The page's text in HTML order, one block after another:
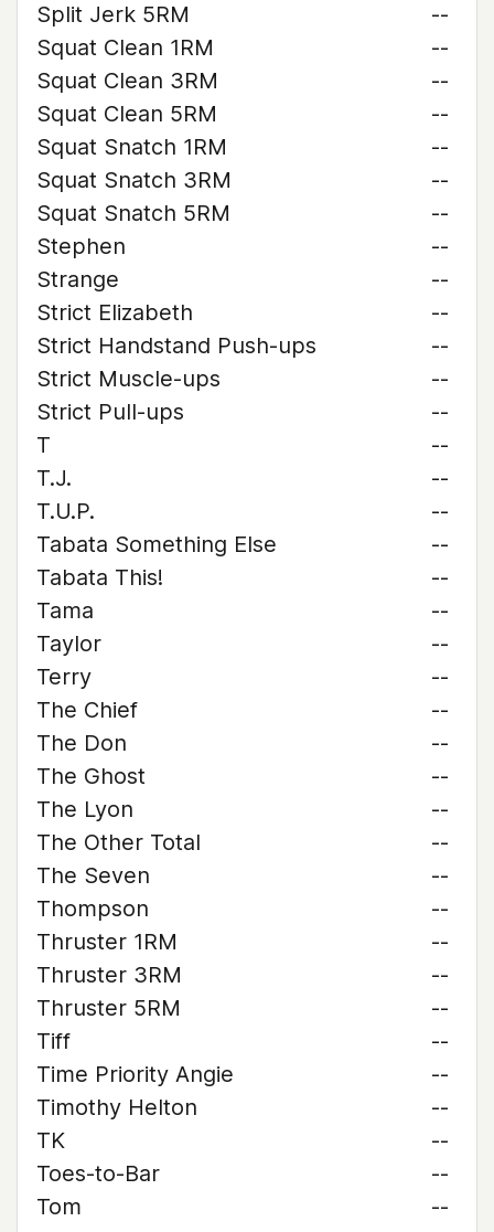
Split Jerk 5RM
--
Squat Clean 1RM
--
Squat Clean 3RM
--
Squat Clean 5RM
--
Squat Snatch 1RM
--
Squat Snatch 3RM
--
Squat Snatch 5RM
--
Stephen
--
Strange
--
Strict Elizabeth
--
Strict Handstand Push-ups
--
Strict Muscle-ups
--
Strict Pull-ups
--
T
--
T.J.
--
T.U.P.
--
Tabata Something Else
--
Tabata This!
--
Tama
--
Taylor
--
Terry
--
The Chief
--
The Don
--
The Ghost
--
The Lyon
--
The Other Total
--
The Seven
--
Thompson
--
Thruster 1RM
--
Thruster 3RM
--
Thruster 5RM
--
Tiff
--
Time Priority Angie
--
Timothy Helton
--
TK
--
Toes-to-Bar
--
Tom
--